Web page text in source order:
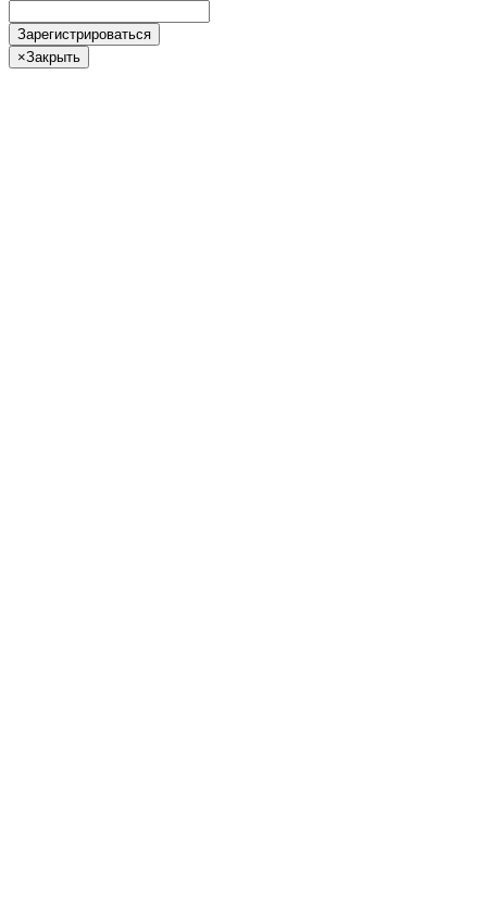
Зарегистрироваться
×Закрыть